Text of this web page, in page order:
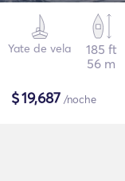
Yate de vela
185 ft
56 m
$19,687 /noche